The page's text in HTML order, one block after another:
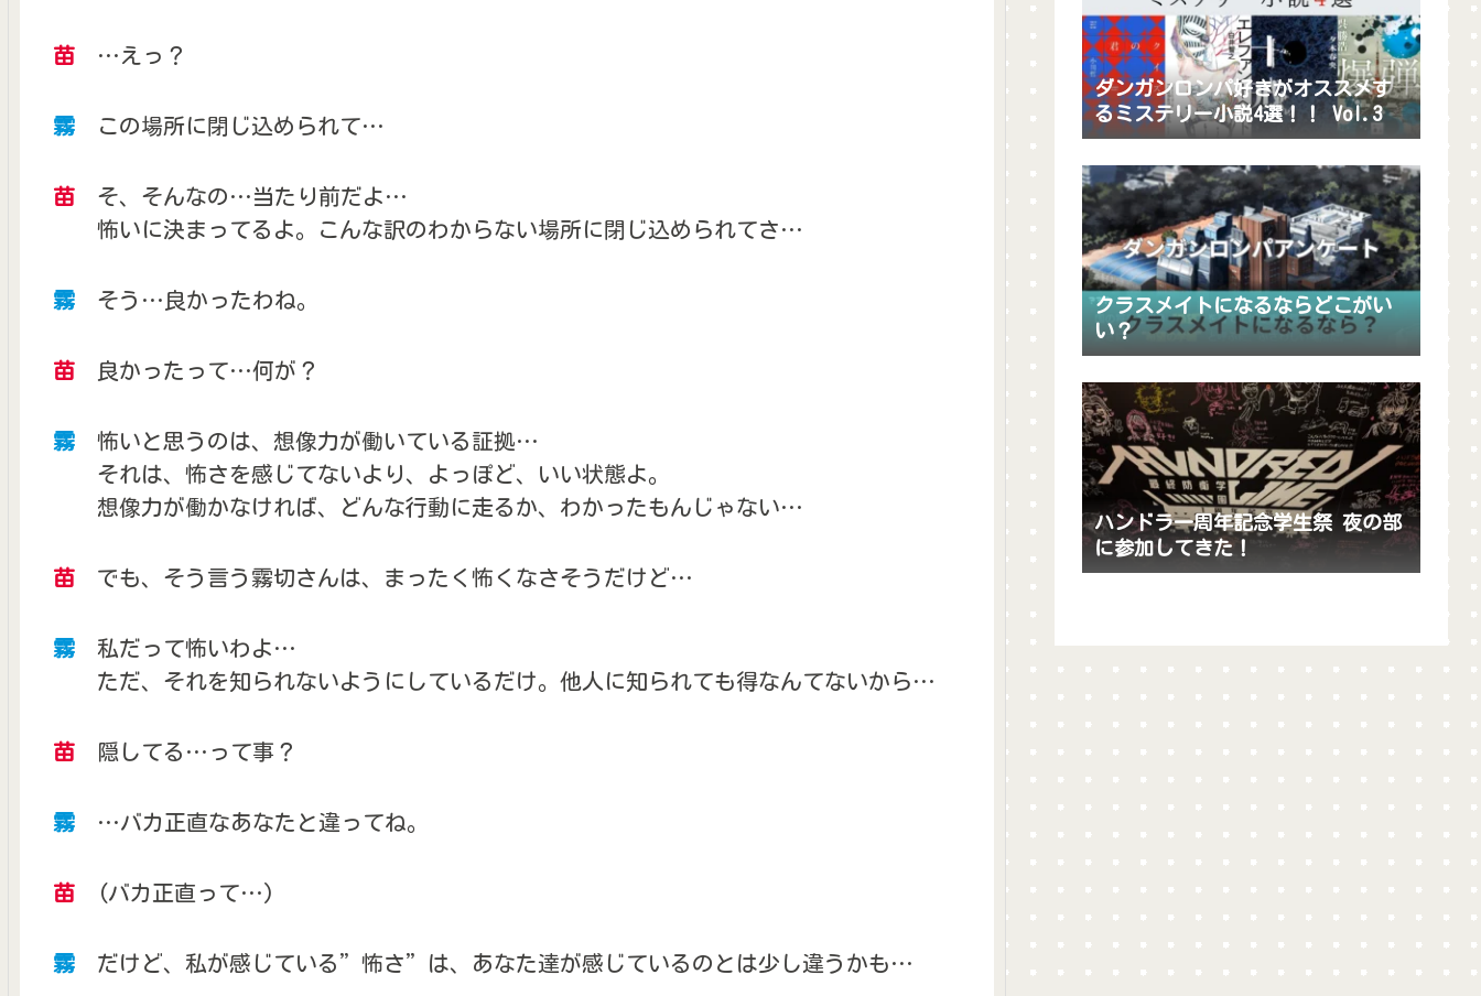
苗…えっ？
霧この場所に閉じ込められて…
苗そ、そんなの…当たり前だよ…
怖いに決まってるよ。こんな訳のわからない場所に閉じ込められてさ…
霧そう…良かったわね。
苗良かったって…何が？
霧怖いと思うのは、想像力が働いている証拠…
それは、怖さを感じてないより、よっぽど、いい状態よ。
想像力が働かなければ、どんな行動に走るか、わかったもんじゃない…
苗でも、そう言う霧切さんは、まったく怖くなさそうだけど…
霧私だって怖いわよ…
ただ、それを知られないようにしているだけ。他人に知られても得なんてないから…
苗隠してる…って事？
霧…バカ正直なあなたと違ってね。
苗(バカ正直って…)
霧だけど、私が感じている”怖さ”は、あなた達が感じているのとは少し違うかも…
ダンガンロンパ好きがオススメす
るミステリー小説4選！！ Vol.3
クラスメイトになるならどこがい
い？
ハンドラ一周年記念学生祭 夜の部
に参加してきた！